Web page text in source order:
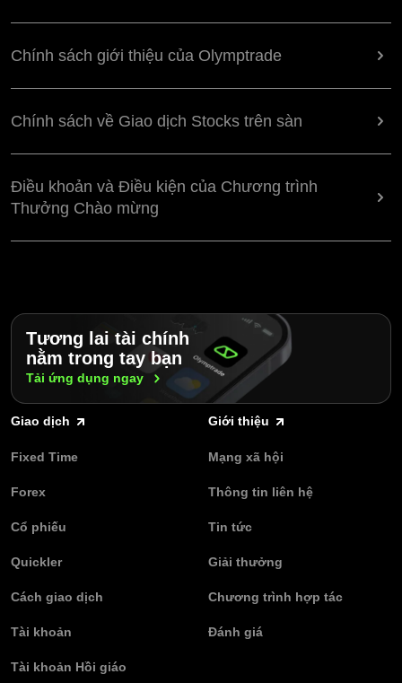
Chính sách giới thiệu của Olymptrade
Chính sách về Giao dịch Stocks trên sàn
Điều khoản và Điều kiện của Chương trình
Thưởng Chào mừng
Tương lai tài chính
nằm trong tay bạn
Tải ứng dụng ngay
Giao dịch
Fixed Time
Forex
Cổ phiếu
Quickler
Cách giao dịch
Tài khoản
Tài khoản Hồi giáo
Giới thiệu
Mạng xã hội
Thông tin liên hệ
Tin tức
Giải thưởng
Chương trình hợp tác
Đánh giá